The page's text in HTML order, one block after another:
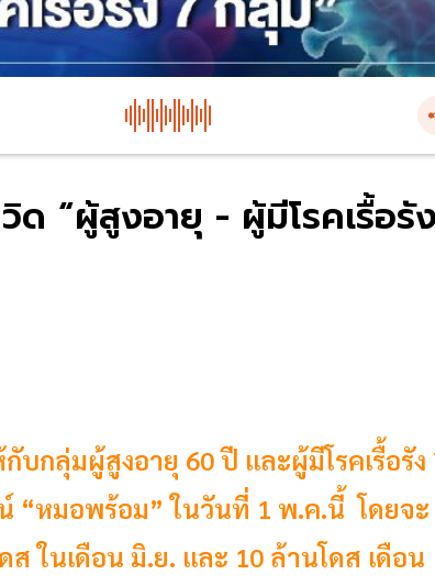
ด “ผู้สูงอายุ - ผู้มีโรคเรื้อรั
บกลุ่มผู้สูงอายุ 60 ปี และผู้มีโรคเรื้อรัง
“หมอพร้อม” ในวันที่ 1 พ.ค.นี้ โดยจะ
ในเดือน มิ.ย. และ 10 ล้านโดส เดือน